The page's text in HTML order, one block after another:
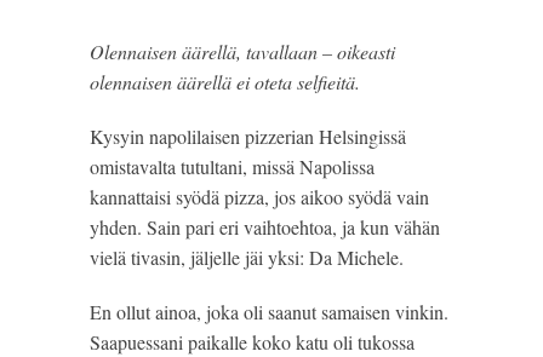
Olennaisen äärellä, tavallaan – oikeasti
olennaisen äärellä ei oteta selfieitä.
Kysyin napolilaisen pizzerian Helsingissä
omistavalta tutultani, missä Napolissa
kannattaisi syödä pizza, jos aikoo syödä vain
yhden. Sain pari eri vaihtoehtoa, ja kun vähän
vielä tivasin, jäljelle jäi yksi: Da Michele.
En ollut ainoa, joka oli saanut samaisen vinkin.
Saapuessani paikalle koko katu oli tukossa